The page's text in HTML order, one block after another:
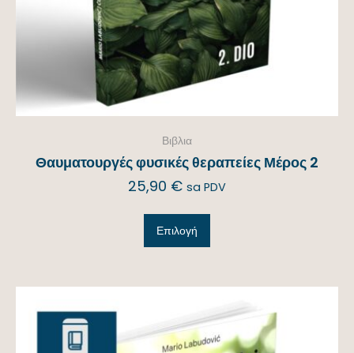
Βιβλια
Θαυματουργές φυσικές θεραπείες Μέρος 2
25,90 € sa PDV
Επιλογή